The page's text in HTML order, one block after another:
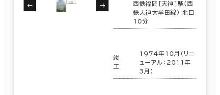
西鉄福岡[天神]駅(西
鉄天神大牟田線) 北口
10分
竣
工
1974年10月（リニ
ューアル：2011年
3月）